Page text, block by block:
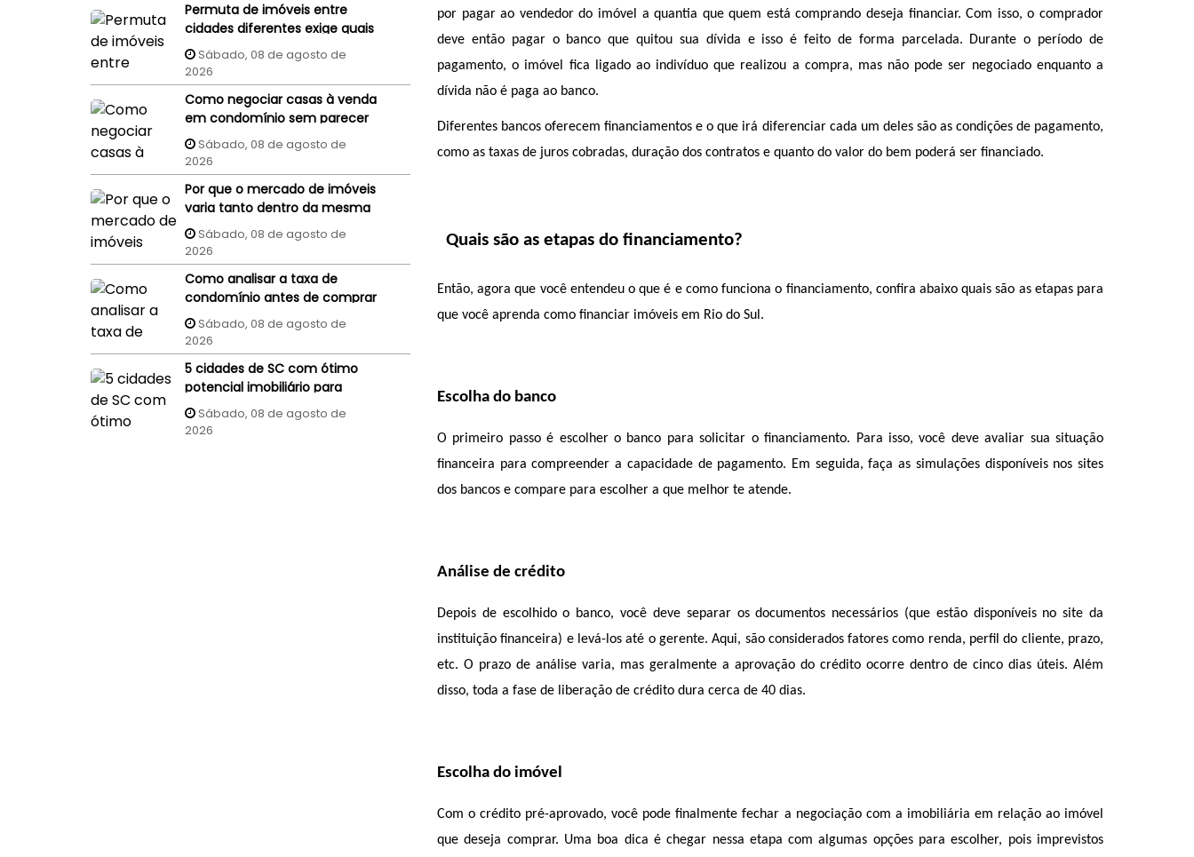
Permuta de imóveis entre
cidades diferentes exige quais
cuidados?
Sábado, 08 de agosto de
2026
Como negociar casas à venda
em condomínio sem parecer
um comprador
despreparado?
Sábado, 08 de agosto de
2026
Por que o mercado de imóveis
varia tanto dentro da mesma
cidade?
Sábado, 08 de agosto de
2026
Como analisar a taxa de
condomínio antes de comprar
um imóvel?
Sábado, 08 de agosto de
2026
5 cidades de SC com ótimo
potencial imobiliário para
investidores
Sábado, 08 de agosto de
2026
por pagar ao vendedor do imóvel a quantia que quem está comprando deseja financiar. Com isso, o comprador
deve então pagar o banco que quitou sua dívida e isso é feito de forma parcelada. Durante o período de
pagamento, o imóvel fica ligado ao indivíduo que realizou a compra, mas não pode ser negociado enquanto a
dívida não é paga ao banco.
Diferentes bancos oferecem financiamentos e o que irá diferenciar cada um deles são as condições de pagamento,
como as taxas de juros cobradas, duração dos contratos e quanto do valor do bem poderá ser financiado.
Quais são as etapas do financiamento?
Então, agora que você entendeu o que é e como funciona o financiamento, confira abaixo quais são as etapas para
que você aprenda como financiar imóveis em Rio do Sul.
Escolha do banco
O primeiro passo é escolher o banco para solicitar o financiamento. Para isso, você deve avaliar sua situação
financeira para compreender a capacidade de pagamento. Em seguida, faça as simulações disponíveis nos sites
dos bancos e compare para escolher a que melhor te atende.
Análise de crédito
Depois de escolhido o banco, você deve separar os documentos necessários (que estão disponíveis no site da
instituição financeira) e levá-los até o gerente. Aqui, são considerados fatores como renda, perfil do cliente, prazo,
etc. O prazo de análise varia, mas geralmente a aprovação do crédito ocorre dentro de cinco dias úteis. Além
disso, toda a fase de liberação de crédito dura cerca de 40 dias.
Escolha do imóvel
Com o crédito pré-aprovado, você pode finalmente fechar a negociação com a imobiliária em relação ao imóvel
que deseja comprar. Uma boa dica é chegar nessa etapa com algumas opções para escolher, pois imprevistos